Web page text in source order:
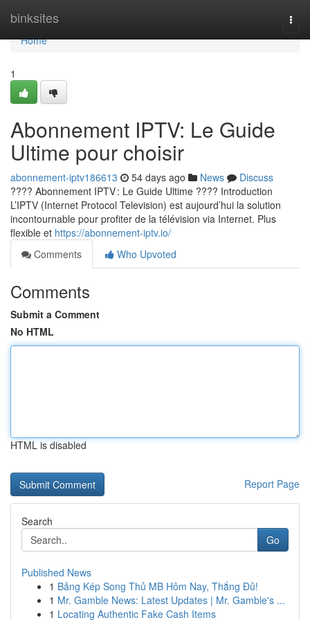
binksites
Home
Home
1
Abonnement IPTV: Le Guide
Ultime pour choisir
abonnement-iptv186613 54 days ago News
Discuss
???? Abonnement IPTV : Le Guide Ultime ???? Introduction
L’IPTV (Internet Protocol Television) est aujourd’hui la solution
incontournable pour profiter de la télévision via Internet. Plus
flexible et https://abonnement-iptv.io/
Comments
Who Upvoted
Comments
Submit a Comment
No HTML
HTML is disabled
Report Page
Search
Go
Published News
1 Bảng Kép Song Thủ MB Hôm Nay, Thắng Đủ!
1 Mr. Gamble News: Latest Updates | Mr. Gamble's ...
1 Locating Authentic Fake Cash Items